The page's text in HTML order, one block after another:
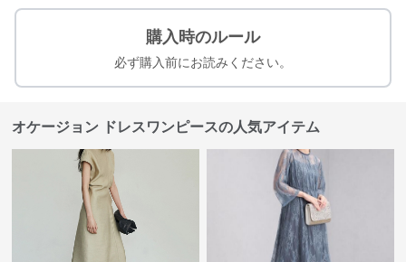
購入時のルール
必ず購入前にお読みください。
オケージョン ドレスワンピースの人気アイテム